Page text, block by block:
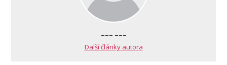
--- ---
Další články autora